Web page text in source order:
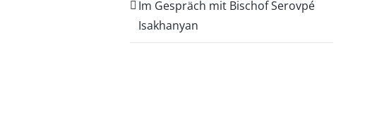
Im Gespräch mit Bischof Serovpé
Isakhanyan